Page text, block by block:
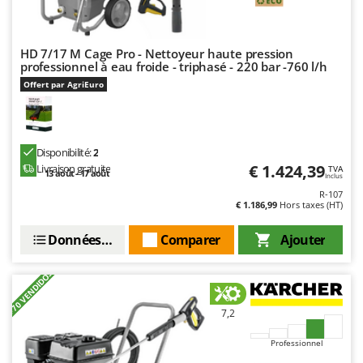
Seven Italy
Shark
Silky
Simatech
Sirman
Skil
Smartwood
Smeg
Spice Electronics
Spiralmac
Spring Protezione
Stanley
HD 7/17 M Cage Pro - Nettoyeur haute pression
professionnel à eau froide - triphasé - 220 bar -760 l/h
Offert par AgriEuro
Disponibilité:2
Livraison gratuite
13 août - 17 août € 1.424,39 TVA
Inclus
R-107
€ 1.186,99 Hors taxes (HT)
Ajouter
Comparer
Données techniques
+70 VENDIDOS 7,2
Professionnel